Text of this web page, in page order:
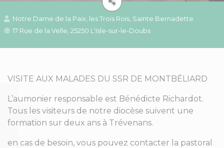
Notre Dame de la Paix, les Trois Rois, Sainte Bernadette
17 Rue de la Velle, 25250 L'Isle-sur-le-Doubs
VISITE AUX MALADES DU SSR DE MONTBÉLIARD
L’aumonier responsable est Bénédicte Richardot.
Tous les visiteurs de notre diocèse suivent une
formation sur deux ans à Trévenans.
en cas de besoin, vous pouvez contacter la pastoral